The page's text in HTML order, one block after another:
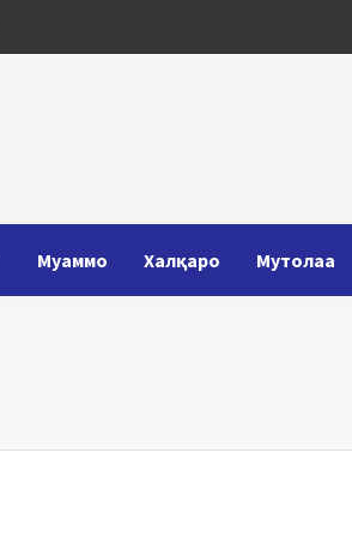
Муаммо Халқаро Мутолаа